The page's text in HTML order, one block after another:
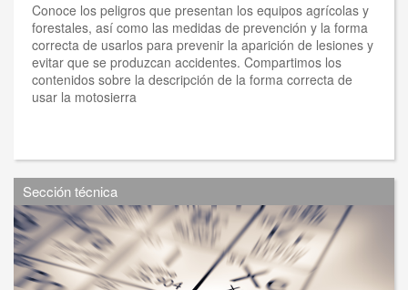
Conoce los peligros que presentan los equipos agrícolas y
forestales, así como las medidas de prevención y la forma
correcta de usarlos para prevenir la aparición de lesiones y
evitar que se produzcan accidentes. Compartimos los
contenidos sobre la descripción de la forma correcta de
usar la motosierra
Sección técnica